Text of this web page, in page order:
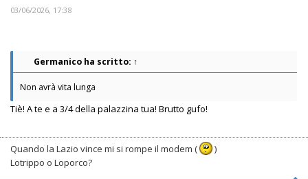
03/06/2026, 17:38
Germanico ha scritto: ↑
Non avrà vita lunga
Tiè! A te e a 3/4 della palazzina tua! Brutto gufo!
Quando la Lazio vince mi si rompe il modem (
)
Lotrippo o Loporco?